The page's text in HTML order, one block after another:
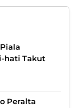
hati Takut
Peralta